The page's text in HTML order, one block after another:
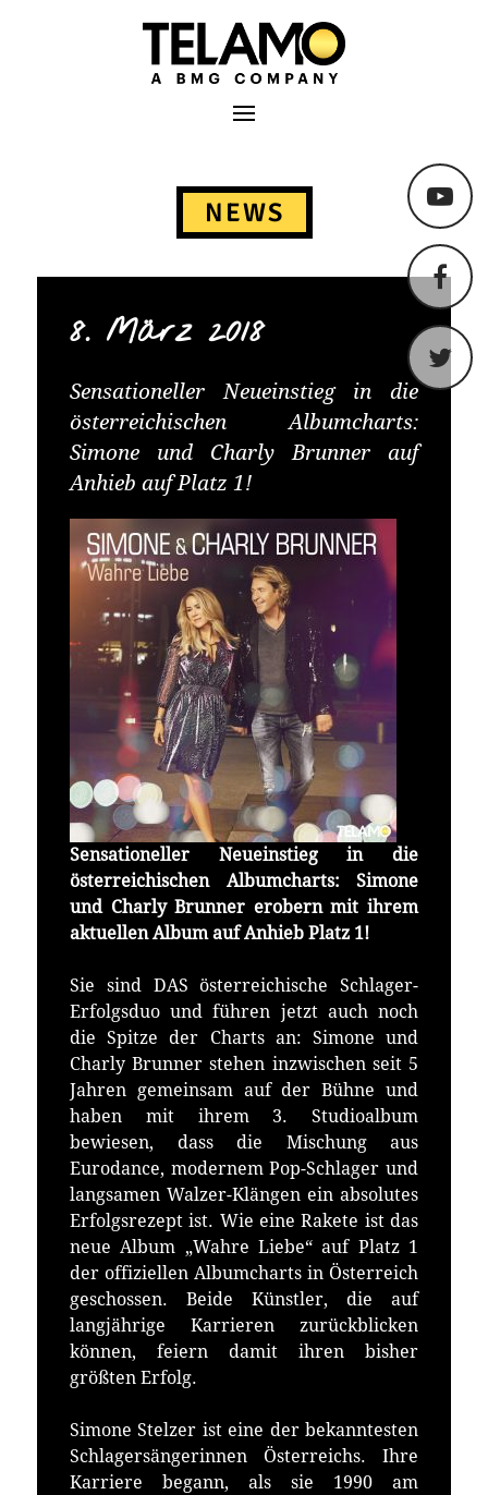
TELAMO
Primäres Menü
NEWS
8. März 2018
Sensationeller Neueinstieg in die
österreichischen Albumcharts:
Simone und Charly Brunner auf
Anhieb auf Platz 1!
Sensationeller Neueinstieg in die
österreichischen Albumcharts: Simone
und Charly Brunner erobern mit ihrem
aktuellen Album auf Anhieb Platz 1!
Sie sind DAS österreichische Schlager-
Erfolgsduo und führen jetzt auch noch
die Spitze der Charts an: Simone und
Charly Brunner stehen inzwischen seit 5
Jahren gemeinsam auf der Bühne und
haben mit ihrem 3. Studioalbum
bewiesen, dass die Mischung aus
Eurodance, modernem Pop-Schlager und
langsamen Walzer-Klängen ein absolutes
Erfolgsrezept ist. Wie eine Rakete ist das
neue Album „Wahre Liebe“ auf Platz 1
der offiziellen Albumcharts in Österreich
geschossen. Beide Künstler, die auf
langjährige Karrieren zurückblicken
können, feiern damit ihren bisher
größten Erfolg.
Simone Stelzer ist eine der bekanntesten
Schlagersängerinnen Österreichs. Ihre
Karriere begann, als sie 1990 am